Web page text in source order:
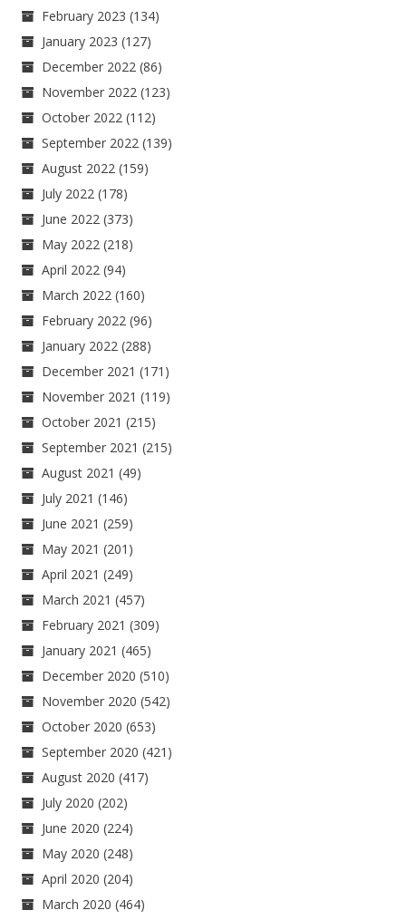
February 2023 (134)
January 2023 (127)
December 2022 (86)
November 2022 (123)
October 2022 (112)
September 2022 (139)
August 2022 (159)
July 2022 (178)
June 2022 (373)
May 2022 (218)
April 2022 (94)
March 2022 (160)
February 2022 (96)
January 2022 (288)
December 2021 (171)
November 2021 (119)
October 2021 (215)
September 2021 (215)
August 2021 (49)
July 2021 (146)
June 2021 (259)
May 2021 (201)
April 2021 (249)
March 2021 (457)
February 2021 (309)
January 2021 (465)
December 2020 (510)
November 2020 (542)
October 2020 (653)
September 2020 (421)
August 2020 (417)
July 2020 (202)
June 2020 (224)
May 2020 (248)
April 2020 (204)
March 2020 (464)